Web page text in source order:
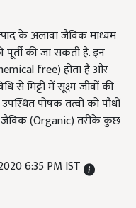
के अलावा जैविक माध्यम
की जा सकती है. इन
free) होता है और
से मिट्टी में सूक्ष्म जीवों की
पोषक तत्वों को पौधों
जैविक (Organic) तरीके कुछ
6:35 PM IST